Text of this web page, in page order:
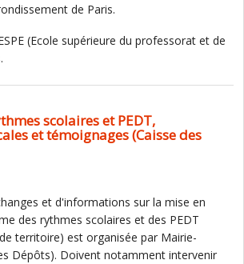
de Paris.
(Ecole supérieure du professorat et de
scolaires et PEDT,
et témoignages (Caisse des
et d'informations sur la mise en
des rythmes scolaires et des PEDT
territoire) est organisée par Mairie-
Dépôts). Doivent notamment intervenir